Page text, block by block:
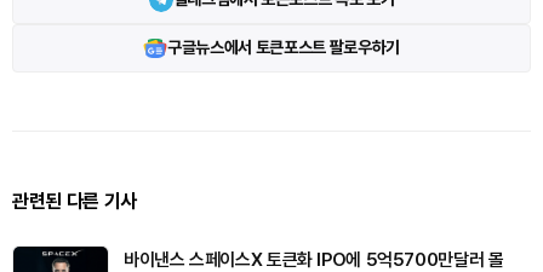
구글뉴스에서 토큰포스트 팔로우하기
관련된 다른 기사
바이낸스 스페이스X 토큰화 IPO에 5억5700만달러 몰